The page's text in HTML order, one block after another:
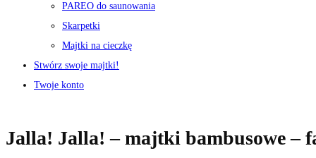
PAREO do saunowania
Skarpetki
Majtki na cieczkę
Stwórz swoje majtki!
Twoje konto
Jalla! Jalla! – majtki bambusowe –